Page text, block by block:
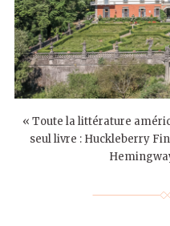
« Toute la littérature
seul livre : Huckleberry